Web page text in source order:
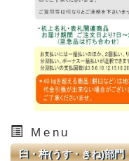
Menu
臼・杵(うす・きね)部門